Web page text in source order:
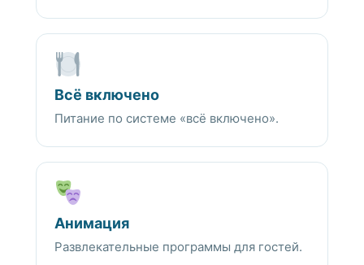
Всё включено
Питание по системе «всё включено».
Анимация
Развлекательные программы для гостей.